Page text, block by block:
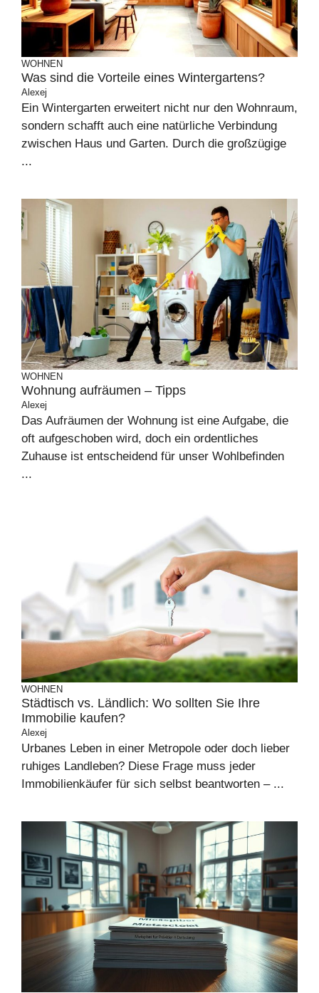
WOHNEN
Was sind die Vorteile eines Wintergartens?
Alexej
Ein Wintergarten erweitert nicht nur den Wohnraum,
sondern schafft auch eine natürliche Verbindung
zwischen Haus und Garten. Durch die großzügige
...
WOHNEN
Wohnung aufräumen – Tipps
Alexej
Das Aufräumen der Wohnung ist eine Aufgabe, die
oft aufgeschoben wird, doch ein ordentliches
Zuhause ist entscheidend für unser Wohlbefinden
...
WOHNEN
Städtisch vs. Ländlich: Wo sollten Sie Ihre
Immobilie kaufen?
Alexej
Urbanes Leben in einer Metropole oder doch lieber
ruhiges Landleben? Diese Frage muss jeder
Immobilienkäufer für sich selbst beantworten – ...